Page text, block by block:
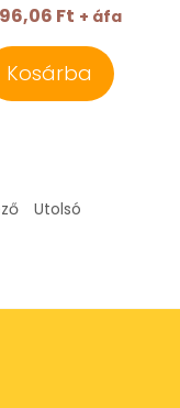
Ft + áfa
Kosárba
Utolsó